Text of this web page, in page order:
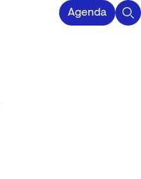
Agenda